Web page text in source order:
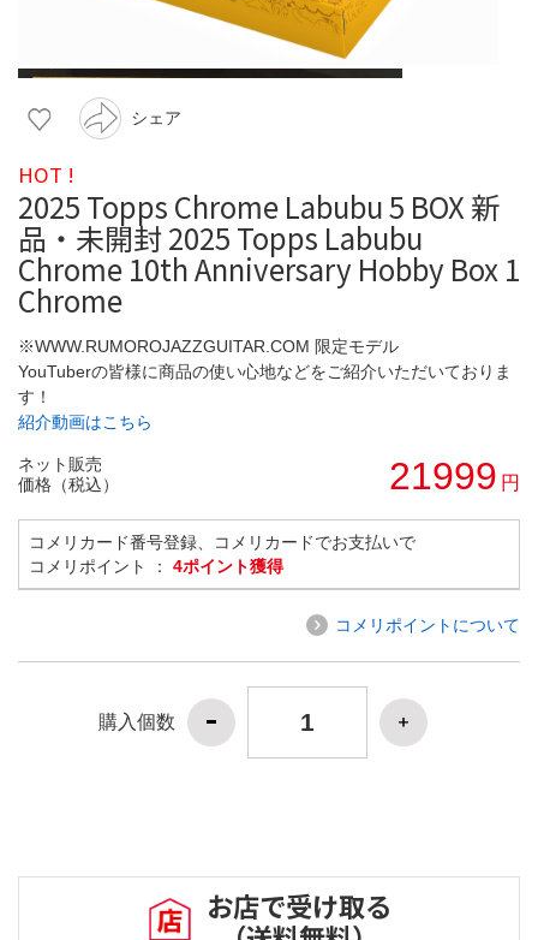
シェア
HOT !
2025 Topps Chrome Labubu 5 BOX 新
品・未開封 2025 Topps Labubu
Chrome 10th Anniversary Hobby Box 1
Chrome
※WWW.RUMOROJAZZGUITAR.COM 限定モデル
YouTuberの皆様に商品の使い心地などをご紹介いただいておりま
す！
紹介動画はこちら
ネット販売
価格（税込）
21999 円
コメリカード番号登録、コメリカードでお支払いで
コメリポイント ： 4ポイント獲得
コメリポイントについて
購入個数
お店で受け取る